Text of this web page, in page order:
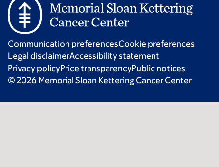
Communication preferencesCookie preferences
Legal disclaimerAccessibility statement
Privacy policyPrice transparencyPublic notices
© 2026 Memorial Sloan Kettering Cancer Center